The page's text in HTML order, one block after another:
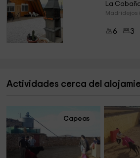
La
Madridejos
6 3
Actividades cerca del
Capeas